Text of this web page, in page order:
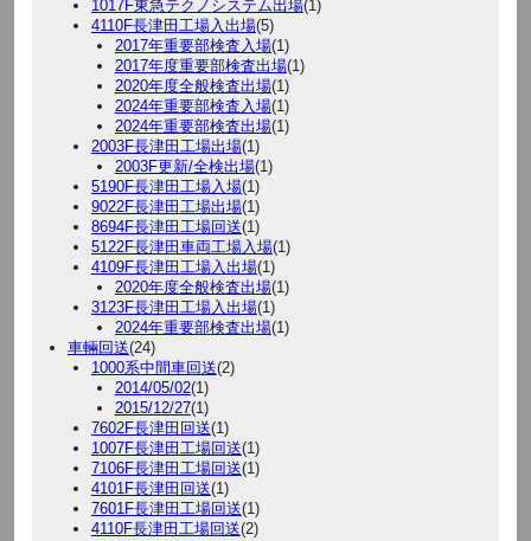
1017F東急テクノシステム出場(1)
4110F長津田工場入出場(5)
2017年重要部検査入場(1)
2017年度重要部検査出場(1)
2020年度全般検査出場(1)
2024年重要部検査入場(1)
2024年重要部検査出場(1)
2003F長津田工場出場(1)
2003F更新/全検出場(1)
5190F長津田工場入場(1)
9022F長津田工場出場(1)
8694F長津田工場回送(1)
5122F長津田車両工場入場(1)
4109F長津田工場入出場(1)
2020年度全般検査出場(1)
3123F長津田工場入出場(1)
2024年重要部検査出場(1)
車輛回送(24)
1000系中間車回送(2)
2014/05/02(1)
2015/12/27(1)
7602F長津田回送(1)
1007F長津田工場回送(1)
7106F長津田工場回送(1)
4101F長津田回送(1)
7601F長津田工場回送(1)
4110F長津田工場回送(2)